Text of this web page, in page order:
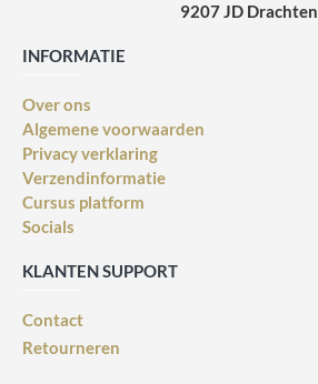
9207 JD Drachten
INFORMATIE
Over ons
Algemene voorwaarden
Privacy verklaring
Verzendinformatie
Cursus platform
Socials
KLANTEN SUPPORT
Contact
Retourneren